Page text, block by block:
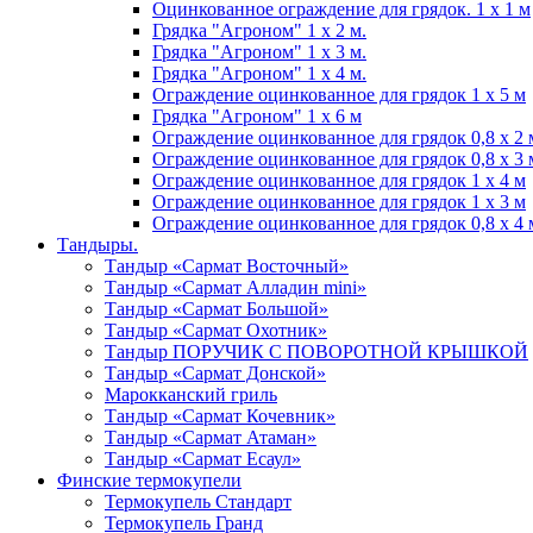
Оцинкованное ограждение для грядок. 1 х 1 м
Грядка "Агроном" 1 x 2 м.
Грядка "Агроном" 1 x 3 м.
Грядка "Агроном" 1 x 4 м.
Ограждение оцинкованное для грядок 1 x 5 м
Грядка "Агроном" 1 x 6 м
Ограждение оцинкованное для грядок 0,8 х 2
Ограждение оцинкованное для грядок 0,8 х 3
Ограждение оцинкованное для грядок 1 х 4 м
Ограждение оцинкованное для грядок 1 х 3 м
Ограждение оцинкованное для грядок 0,8 х 4
Тандыры.
Тандыр «Сармат Восточный»
Тандыр «Сармат Алладин mini»
Тандыр «Сармат Большой»
Тандыр «Сармат Охотник»
Тандыр ПОРУЧИК С ПОВОРОТНОЙ КРЫШКОЙ
Тандыр «Сармат Донской»
Марокканский гриль
Тандыр «Сармат Кочевник»
Тандыр «Сармат Атаман»
Тандыр «Сармат Есаул»
Финские термокупели
Термокупель Стандарт
Термокупель Гранд